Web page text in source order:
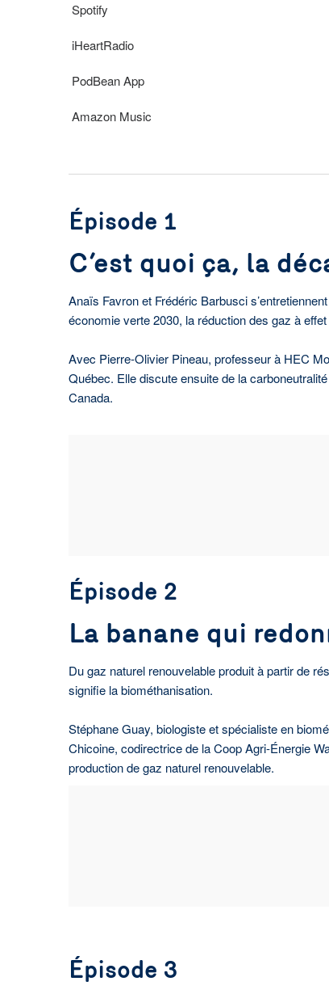
Spotify
iHeartRadio
PodBean App
Amazon Music
Épisode 1
C’est quoi ça, la
Anaïs Favron et Frédéric Barbusci
économie verte 2030, la réduction des gaz à
Avec Pierre-Olivier Pineau, professeur à HEC
Québec. Elle discute ensuite de la
Canada.
Épisode 2
La banane qui
Du gaz naturel renouvelable produit à partir de
signifie la biométhanisation.
Stéphane Guay, biologiste et spécialiste en
Chicoine, codirectrice de la Coop Agri-Énergie
production de gaz naturel renouvelable.
Épisode 3